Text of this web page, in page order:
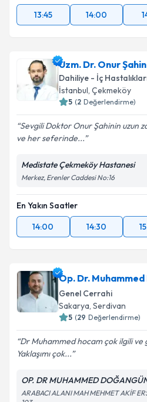
13:45
14:00
Uzm. Dr. Onur Şahin
Dahiliye - İç
İstanbul, Çekmeköy
5 (2 Değerlendirme)
Sevgili Doktor Onur Şahinin uzun
ve her seferinde...
Medistate Çekmeköy Hastanesi
Merkez, Erenler Caddesi No:16
En Yakın Saatler
14:00
14:30
Op. Dr.
Genel Cerrahi
Sakarya, Serdivan
5 (29 Değerlendirme)
Dr Muhammed hocam çok ilgili ve
Yaklaşımı çok...
OP. DR MUHAMMED
ARABACI ALANI MAH MEHMET AKİF